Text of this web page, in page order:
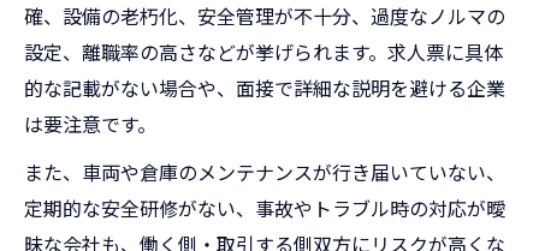
確、設備の老朽化、安全管理が不十分、過度なノルマの
設定、離職率の高さなどが挙げられます。求人票に具体
的な記載がない場合や、面接で詳細な説明を避ける企業
は要注意です。
また、車両や倉庫のメンテナンスが行き届いていない、
定期的な安全研修がない、事故やトラブル時の対応が曖
昧な会社も、働く側・取引する側双方にリスクが高くな